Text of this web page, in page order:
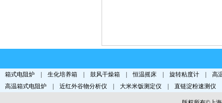
箱式电阻炉 生化培养箱 鼓风干燥箱 |恒温摇床 旋转粘度计
高
高温箱式电阻炉
近红外谷物分析仪 大米米饭测定仪 直链淀粉速测仪